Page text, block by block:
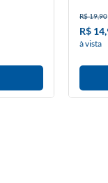
R$ 19,90
R$
à vista